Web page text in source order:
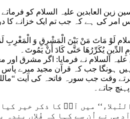
العابدین علیہ السلام کو فرماتے
کی ہے کہ جب تم ایک خزانے کا
لَوْ مَاتَ مَنْ بَيْنَ الْمَشْرِقِ وَ الْمَغْرِبِ
الدِّينِ يُكَرِّرُهَا حَتَّى كَادَ أَنْ يَمُوتَ۔
السلام نے فرمایا: اگر مشرق اور
ہونگا جب کہ قرآن مجید میرے
وقت جب سورہ فاتحہ کی آیت “مالك
جاتے۔
میں آپؑ کا ذکر خیر
نے اُن سے کہا کہ فُلاں بندہ